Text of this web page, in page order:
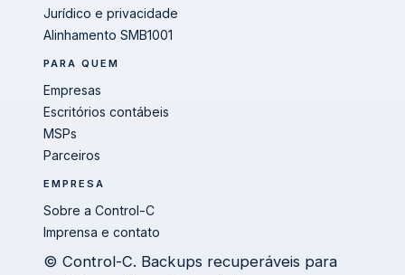
Jurídico e privacidade
Alinhamento SMB1001
PARA QUEM
Empresas
Escritórios contábeis
MSPs
Parceiros
EMPRESA
Sobre a Control-C
Imprensa e contato
© Control-C. Backups recuperáveis para